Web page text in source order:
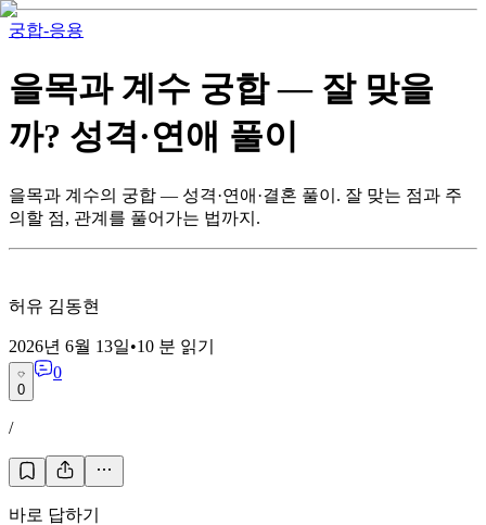
궁합-응용
을목과 계수 궁합 — 잘 맞을
까? 성격·연애 풀이
을목과 계수의 궁합 — 성격·연애·결혼 풀이. 잘 맞는 점과 주
의할 점, 관계를 풀어가는 법까지.
허유 김동현
2026년 6월 13일•10 분 읽기
0
0
/
바로 답하기